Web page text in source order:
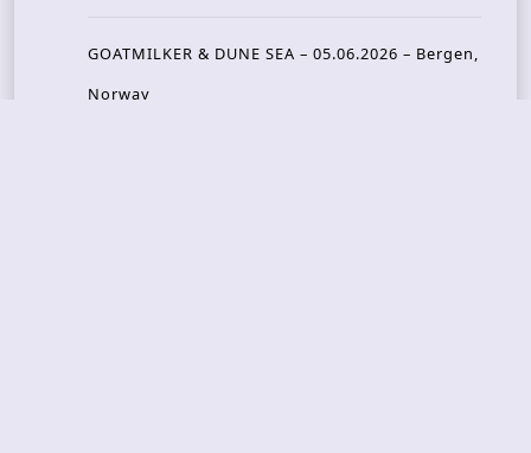
GOATMILKER & DUNE SEA – 05.06.2026 – Bergen,
Norway